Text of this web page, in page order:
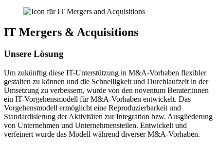
IT Mergers & Acquisitions
Unsere Lösung
Um zukünftig diese IT-Unterstützung in M&A-Vorhaben flexibler
gestalten zu können und die Schnelligkeit und Durchlaufzeit in der
Umsetzung zu verbessern, wurde von den noventum Berater:innen
ein IT-Vorgehensmodell für M&A-Vorhaben entwickelt. Das
Vorgehensmodell ermöglicht eine Reproduzierbarkeit und
Standardisierung der Aktivitäten zur Integration bzw. Ausgliederung
von Unternehmen und Unternehmensteilen. Entwickelt und
verfeinert wurde das Modell während diverser M&A-Vorhaben.